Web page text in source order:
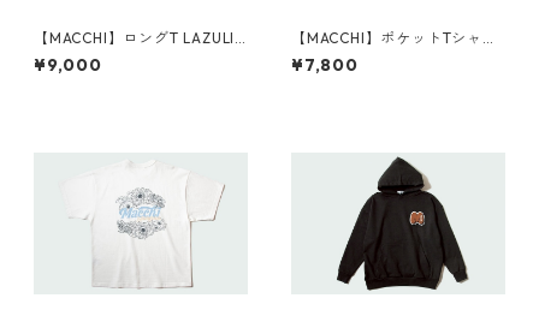
【MACCHI】ロングT LAZULI
BLUE
¥9,000
【MACCHI】ポケットTシャツ
BLACK
¥7,800